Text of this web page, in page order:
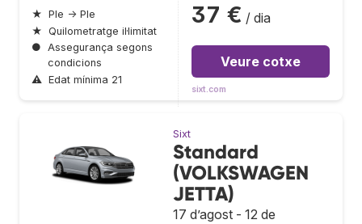
★ Ple → Ple
★ Quilometratge il·limitat
● Assegurança segons
condicions
⚠ Edat mínima 21
37 € / dia
Veure cotxe
sixt.com
Sixt
Standard
(VOLKSWAGEN
JETTA)
17 d’agost - 12 de